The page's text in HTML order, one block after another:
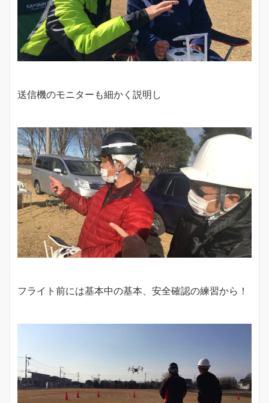
送信機のモニターも細かく説明し
フライト前には基本中の基本、安全確認の練習から！